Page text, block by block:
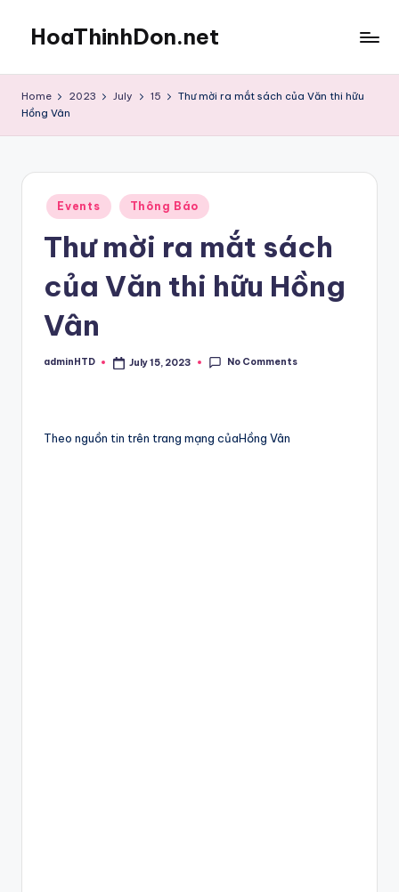
content
HoaThinhDon.net
in
Home 2023 July 15
Thư mời ra mắt sách của Văn thi hữu
Hồng Vân
Posted
in
Events Thông Báo
Thư mời ra mắt sách
của Văn thi hữu Hồng
Vân
Posted
adminHTD July 15, 2023 No Comments
Theo nguồn tin trên trang mạng củaHồng Vân